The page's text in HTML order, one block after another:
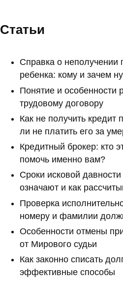
Статьи
Справка о неполучении
ребенка: кому и зачем
Понятие и особенности
трудовому договору
Как не получить кредит
ли не платить его за
Кредитный брокер: кто
помочь именно вам?
Сроки исковой
означают и как
Проверка
номеру и фамилии
Особенности отмены
от Мирового судьи
Как законно списать
эффективные способы